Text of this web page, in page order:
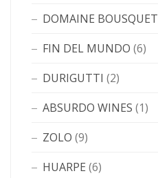
DOMAINE BOUSQUET
FIN DEL MUNDO (6)
DURIGUTTI (2)
ABSURDO WINES (1)
ZOLO (9)
HUARPE (6)